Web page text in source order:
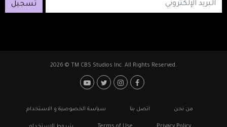
تسجيل
2026 © TM CBS Studios Inc. All Rights Reserved.
Footer: Social Media
Footerمن نحن اتصل بنا سياسة الخصوصية و الاستخدام